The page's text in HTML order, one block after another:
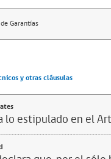
Garantías
y otras cláusulas
lo estipulado en el